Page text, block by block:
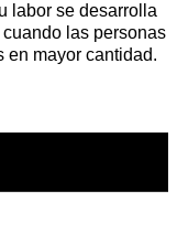
labor se desarrolla
las personas
en mayor cantidad.